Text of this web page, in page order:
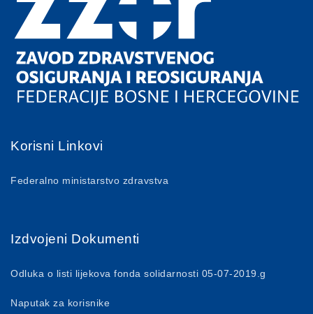
Korisni Linkovi
Federalno ministarstvo zdravstva
Izdvojeni Dokumenti
Odluka o listi lijekova fonda solidarnosti 05-07-2019.g
Naputak za korisnike